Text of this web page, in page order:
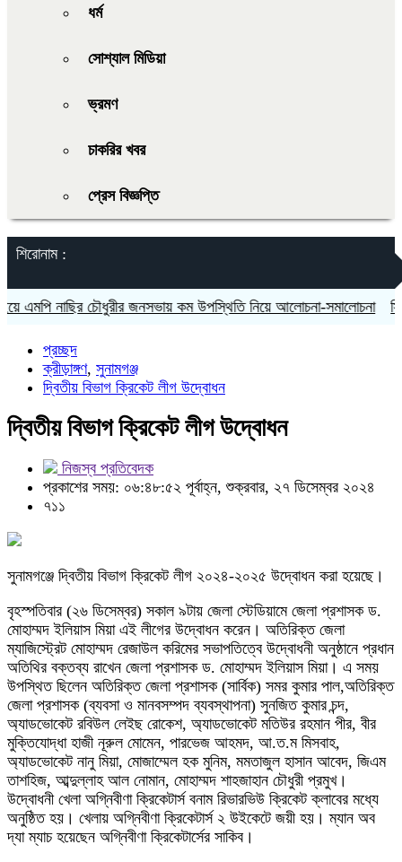
ধর্ম
সোশ্যাল মিডিয়া
ভ্রমণ
চাকরির খবর
প্রেস বিজ্ঞপ্তি
শিরোনাম :
এমপি নাছির চৌধুরীর জনসভায় কম উপস্থিতি নিয়ে আলোচনা-সমালোচনা
প্রচ্ছদ
ক্রীড়াঙ্গণ, সুনামগঞ্জ
দ্বিতীয় বিভাগ ক্রিকেট লীগ উদ্বোধন
দ্বিতীয় বিভাগ ক্রিকেট লীগ উদ্বোধন
নিজস্ব প্রতিবেদক
প্রকাশের সময়: ০৬:৪৮:৫২ পূর্বাহ্ন, শুক্রবার, ২৭ ডিসেম্বর ২০২৪
৭১১
সুনামগঞ্জে দ্বিতীয় বিভাগ ক্রিকেট লীগ ২০২৪-২০২৫ উদ্বোধন করা হয়েছে।
বৃহস্পতিবার (২৬ ডিসেম্বর) সকাল ৯টায় জেলা স্টেডিয়ামে জেলা প্রশাসক ড.
মোহাম্মদ ইলিয়াস মিয়া এই লীগের উদ্বোধন করেন। অতিরিক্ত জেলা
ম্যাজিস্ট্রেট মোহাম্মদ রেজাউল করিমের সভাপতিত্বে উদ্বোধনী অনুষ্ঠানে প্রধান
অতিথির বক্তব্য রাখেন জেলা প্রশাসক ড. মোহাম্মদ ইলিয়াস মিয়া। এ সময়
উপস্থিত ছিলেন অতিরিক্ত জেলা প্রশাসক (সার্বিক) সমর কুমার পাল,অতিরিক্ত
জেলা প্রশাসক (ব্যবসা ও মানবসম্পদ ব্যবস্থাপনা) সুনজিত কুমার চন্দ,
অ্যাডভোকেট রবিউল লেইছ রোকেশ, অ্যাডভোকেট মতিউর রহমান পীর, বীর
মুক্তিযোদ্ধা হাজী নূরুল মোমেন, পারভেজ আহমদ, আ.ত.ম মিসবাহ,
অ্যাডভোকেট নানু মিয়া, মোজাম্মেল হক মুনিম, মমতাজুল হাসান আবেদ, জিএম
তাশহিজ, আব্দুল্লাহ আল নোমান, মোহাম্মদ শাহজাহান চৌধুরী প্রমুখ।
উদ্বোধনী খেলা অগ্নিবীণা ক্রিকেটার্স বনাম রিভারভিউ ক্রিকেট ক্লাবের মধ্যে
অনুষ্ঠিত হয়। খেলায় অগ্নিবীণা ক্রিকেটার্স ২ উইকেটে জয়ী হয়। ম্যান অব
দ্যা ম্যাচ হয়েছেন অগ্নিবীণা ক্রিকেটার্সের সাকিব।